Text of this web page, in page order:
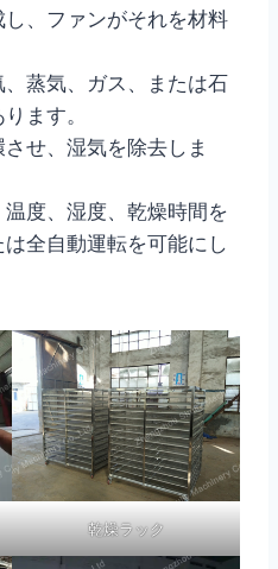
、ファンがそれを材料
蒸気、ガス、または石
ます。
せ、湿気を除去しま
度、湿度、乾燥時間を
全自動運転を可能にし
乾燥ラック